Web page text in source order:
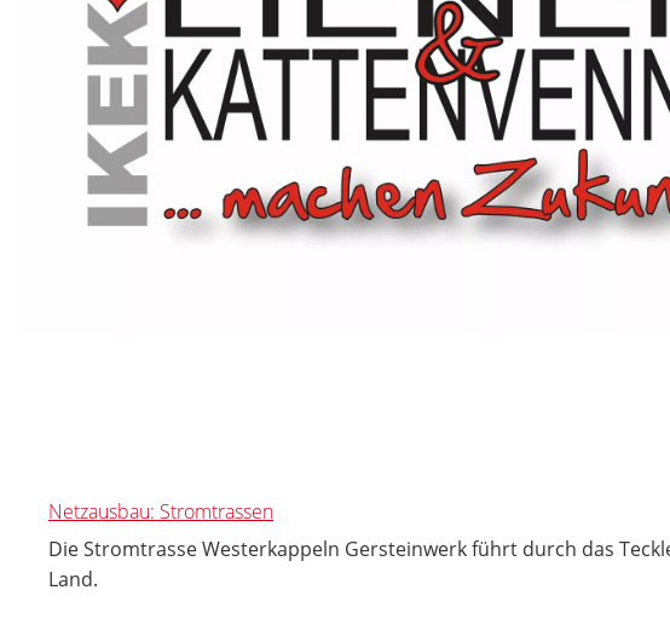
Netzausbau: Stromtrassen
Die Stromtrasse Westerkappeln Gersteinwerk führt durch das
Land.